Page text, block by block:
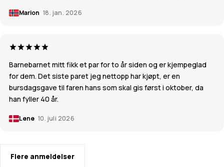
Marion 18. jan. 2026
Barnebarnet mitt fikk et par for to år siden og er kjempeglad
for dem. Det siste paret jeg nettopp har kjøpt, er en
bursdagsgave til faren hans som skal gis først i oktober, da
han fyller 40 år.
Lene 10. juli 2026
Flere anmeldelser